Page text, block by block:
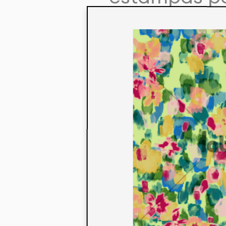
aos seus
linha de
mercados.
acabados
digital.